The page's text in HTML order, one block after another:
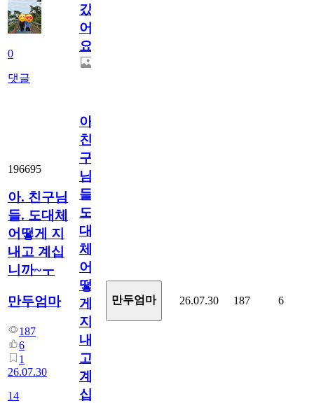
0
댓글
갔
어
요.
196695
아. 친구님
들. 도대체
어떻게 지
내고 계십
니까~ㅜ
만두엄마
187
6
1
26.07.30
14
아.
친
구
님
들.
도
대
체
어
떻
게
지
내
고
계
십
만두엄마 26.07.30 187 6